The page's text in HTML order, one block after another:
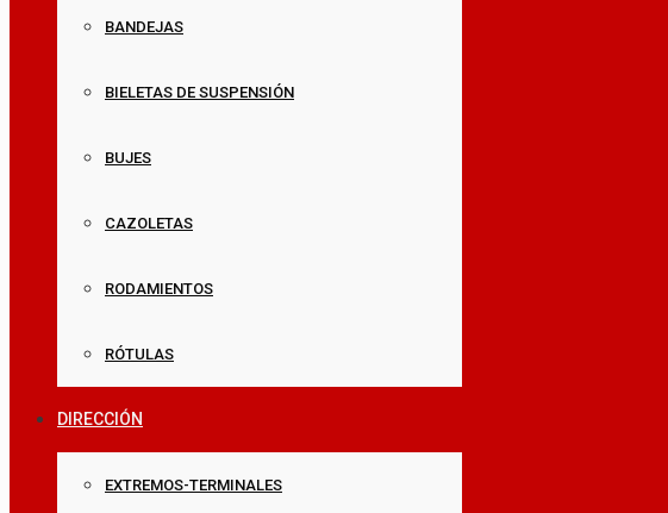
BANDEJAS
BIELETAS DE SUSPENSIÓN
BUJES
CAZOLETAS
RODAMIENTOS
RÓTULAS
DIRECCIÓN
EXTREMOS-TERMINALES